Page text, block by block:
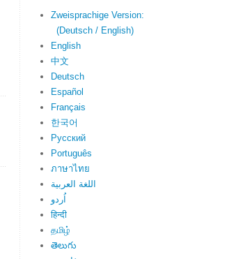
Zweisprachige Version:
(Deutsch / English)
English
中文
Deutsch
Español
Français
한국어
Русский
Português
ภาษาไทย
اللغة العربية
اُردو
हिन्दी
தமிழ்
తెలుగు